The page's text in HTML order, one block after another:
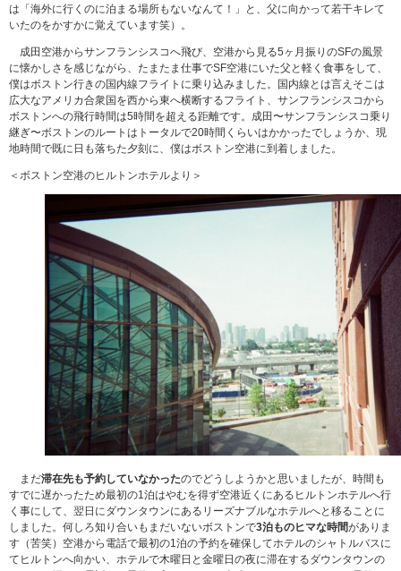
は「海外に行くのに泊まる場所もないなんて！」と、父に向かって若干キレて
いたのをかすかに覚えています笑）。
成田空港からサンフランシスコへ飛び、空港から見る5ヶ月振りのSFの風景
に懐かしさを感じながら、たまたま仕事でSF空港にいた父と軽く食事をして、
僕はボストン行きの国内線フライトに乗り込みました。国内線とは言えそこは
広大なアメリカ合衆国を西から東へ横断するフライト、サンフランシスコから
ボストンへの飛行時間は5時間を超える距離です。成田〜サンフランシスコ乗り
継ぎ〜ボストンのルートはトータルで20時間くらいはかかったでしょうか、現
地時間で既に日も落ちた夕刻に、僕はボストン空港に到着しました。
＜ボストン空港のヒルトンホテルより＞
まだ滞在先も予約していなかったのでどうしようかと思いましたが、時間も
すでに遅かったため最初の1泊はやむを得ず空港近くにあるヒルトンホテルへ行
く事にして、翌日にダウンタウンにあるリーズナブルなホテルへと移ることに
しました。何しろ知り合いもまだいないボストンで3泊ものヒマな時間がありま
す（苦笑）空港から電話で最初の1泊の予約を確保してホテルのシャトルバスに
てヒルトンへ向かい、ホテルで木曜日と金曜日の夜に滞在するダウンタウンの